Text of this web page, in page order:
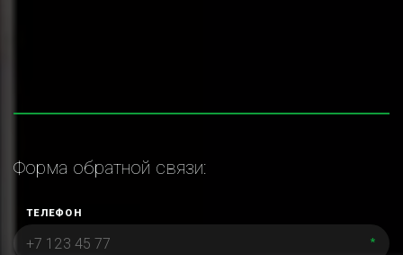
Форма обратной связи:
ТЕЛЕФОН
*